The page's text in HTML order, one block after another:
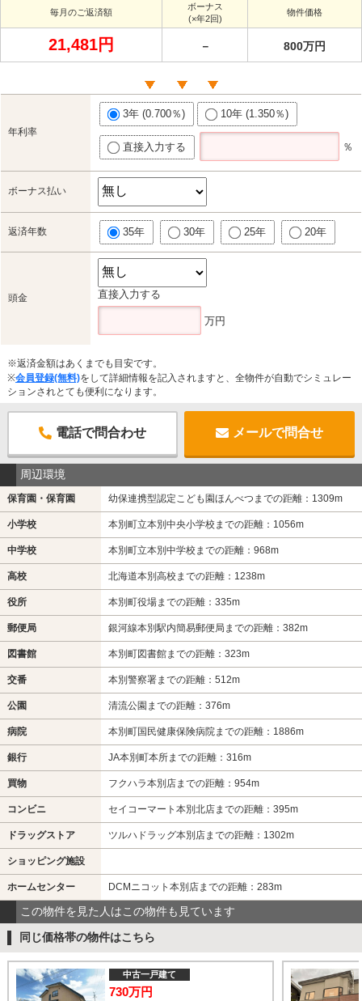
毎月のご返済額
ボーナス
(×年2回)
物件価格
21,481円 － 800万円
年利率
3年 (0.700％) 10年 (1.350％)
直接入力する ％
ボーナス払い
返済年数 35年 30年 25年 20年
頭金 直接入力する
万円
※返済金額はあくまでも目安です。
※会員登録(無料)をして詳細情報を記入されますと、全物件が自動でシミュレー
ションされとても便利になります。
電話で問合わせ メールで問合せ
周辺環境
保育園・保育園 幼保連携型認定こども園ほんべつまでの距離：1309m
小学校 本別町立本別中央小学校までの距離：1056m
中学校 本別町立本別中学校までの距離：968m
高校 北海道本別高校までの距離：1238m
役所 本別町役場までの距離：335m
郵便局 銀河線本別駅内簡易郵便局までの距離：382m
図書館 本別町図書館までの距離：323m
交番 本別警察署までの距離：512m
公園 清流公園までの距離：376m
病院 本別町国民健康保険病院までの距離：1886m
銀行 JA本別町本所までの距離：316m
買物 フクハラ本別店までの距離：954m
コンビニ セイコーマート本別北店までの距離：395m
ドラッグストア ツルハドラッグ本別店までの距離：1302m
ショッピング施設
ホームセンター DCMニコット本別店までの距離：283m
この物件を見た人はこの物件も見ています
同じ価格帯の物件はこちら
中古一戸建て
730万円